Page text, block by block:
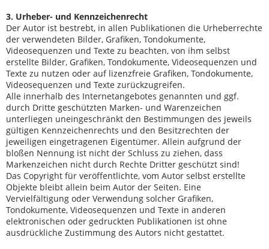
3. Urheber- und Kennzeichenrecht
Der Autor ist bestrebt, in allen Publikationen die Urheberrechte
der verwendeten Bilder, Grafiken, Tondokumente,
Videosequenzen und Texte zu beachten, von ihm selbst
erstellte Bilder, Grafiken, Tondokumente, Videosequenzen und
Texte zu nutzen oder auf lizenzfreie Grafiken, Tondokumente,
Videosequenzen und Texte zurückzugreifen.
Alle innerhalb des Internetangebotes genannten und ggf.
durch Dritte geschützten Marken- und Warenzeichen
unterliegen uneingeschränkt den Bestimmungen des jeweils
gültigen Kennzeichenrechts und den Besitzrechten der
jeweiligen eingetragenen Eigentümer. Allein aufgrund der
bloßen Nennung ist nicht der Schluss zu ziehen, dass
Markenzeichen nicht durch Rechte Dritter geschützt sind!
Das Copyright für veröffentlichte, vom Autor selbst erstellte
Objekte bleibt allein beim Autor der Seiten. Eine
Vervielfältigung oder Verwendung solcher Grafiken,
Tondokumente, Videosequenzen und Texte in anderen
elektronischen oder gedruckten Publikationen ist ohne
ausdrückliche Zustimmung des Autors nicht gestattet.